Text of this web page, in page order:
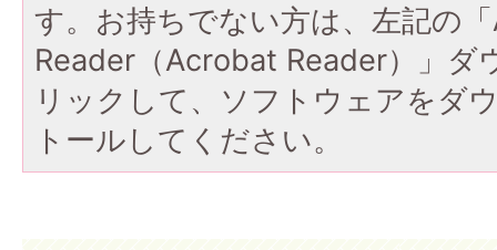
す。お持ちでない方は、左記の
Reader（Acrobat Reader）」ダ
リックして、ソフトウェアをダ
トールしてください。